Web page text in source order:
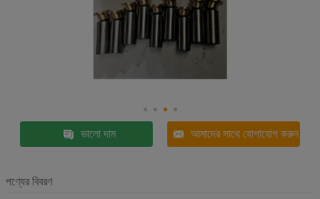
ভালো দাম আমাদের সাথে যোগাযোগ করুন
পণ্যের বিবরণ